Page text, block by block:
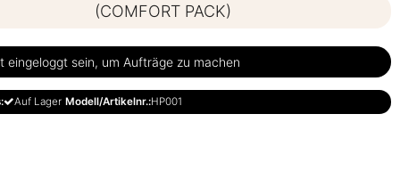
(COMFORT PACK)
eingeloggt sein, um Aufträge zu machen
Auf Lager Modell/Artikelnr.:HP001